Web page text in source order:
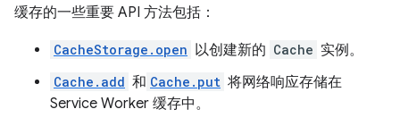
缓存的一些重要 API 方法包括：
CacheStorage.open 以创建新的 Cache 实例。
Cache.add 和 Cache.put 将网络响应存储在
Service Worker 缓存中。